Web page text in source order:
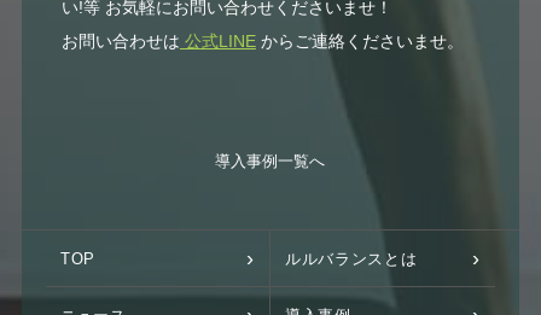
い!等 お気軽にお問い合わせくださいませ！
お問い合わせは 公式LINEからご連絡くださいませ。
導入事例一覧へ
TOP ルルバランスとは